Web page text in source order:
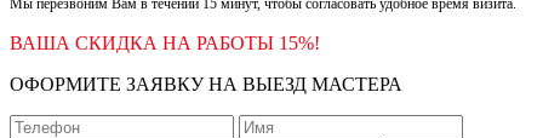
Мы перезвоним Вам в течении 15 минут, чтобы согласовать удобное время визита.
ВАША СКИДКА НА РАБОТЫ 15%!
ОФОРМИТЕ ЗАЯВКУ НА ВЫЕЗД МАСТЕРА